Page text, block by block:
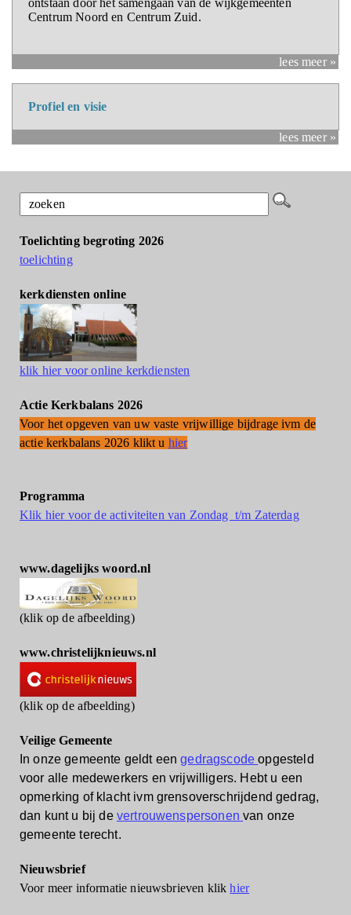
ontstaan door het samengaan van de wijkgemeenten
Centrum Noord en Centrum Zuid.
lees meer »
Profiel en visie
lees meer »
Toelichting begroting 2026
toelichting
kerkdiensten online
klik hier voor online kerkdiensten
Actie Kerkbalans 2026
Voor het opgeven van uw vaste vrijwillige bijdrage ivm de
actie kerkbalans 2026 klikt u hier
Programma
Klik hier voor de activiteiten van Zondag t/m Zaterdag
www.dagelijks woord.nl
(klik op de afbeelding)
www.christelijknieuws.nl
(klik op de afbeelding)
Veilige Gemeente
In onze gemeente geldt eengedragscodeopgesteld
voor alle medewerkers en vrijwilligers. Hebt u een
opmerking of klacht ivm grensoverschrijdend gedrag,
dan kunt u bij de vertrouwenspersonenvan onze
gemeente terecht.
Nieuwsbrief
Voor meer informatie nieuwsbrieven klikhier